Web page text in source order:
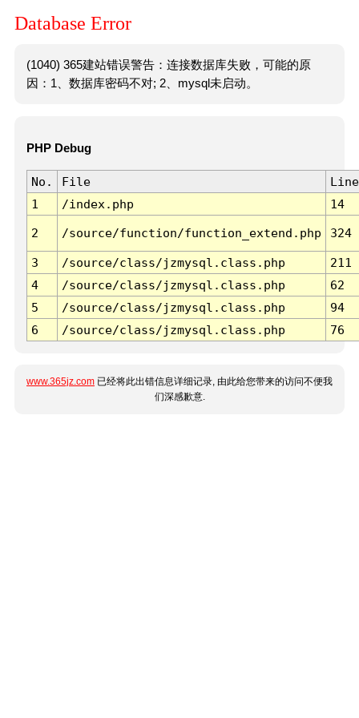
Database Error
(1040) 365建站错误警告：连接数据库失败，可能的原
因：1、数据库密码不对; 2、mysql未启动。
PHP Debug
No. File
Line
1
/index.php 14
2 /source/function/function_extend.php 324
3 /source/class/jzmysql.class.php
211
4
/source/class/jzmysql.class.php
62
5
/source/class/jzmysql.class.php
94
6
/source/class/jzmysql.class.php 76
www.365jz.com 已经将此出错信息详细记录, 由此给您带来的访问不便我
们深感歉意.